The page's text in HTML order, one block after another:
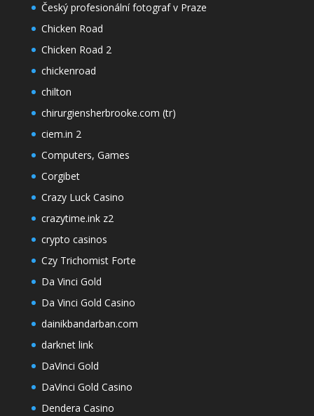
Český profesionální fotograf v Praze
Chicken Road
Chicken Road 2
chickenroad
chilton
chirurgiensherbrooke.com (tr)
ciem.in 2
Computers, Games
Corgibet
Crazy Luck Casino
crazytime.ink z2
crypto casinos
Czy Trichomist Forte
Da Vinci Gold
Da Vinci Gold Casino
dainikbandarban.com
darknet link
DaVinci Gold
DaVinci Gold Casino
Dendera Casino